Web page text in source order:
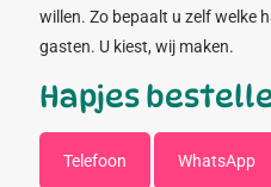
willen. Zo bepaalt u zelf welke
gasten. U kiest, wij maken.
Hapjes
Telefoon WhatsApp